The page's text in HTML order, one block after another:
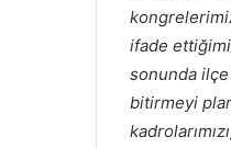
ifade
sonunda
bitirmeyi